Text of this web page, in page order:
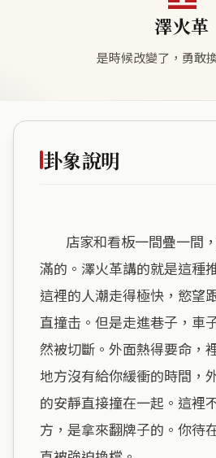
澤火革
是時候改變了，勇敢
卦象說明
滿的。澤火革講的就是這種
這裡的人潮走得極快，慾望
直撞击。但是走進巷子，車
然被切斷。外面熱得要命，
地方沒有給你緩衝的時間，
的安靜直接撞在一起。這裡
方，是拿來翻牌子的。你待